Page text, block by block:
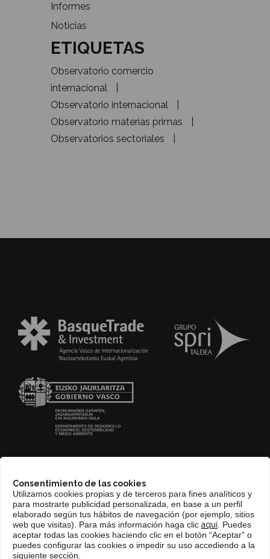
Consentimiento de las cookies
Utilizamos cookies propias y de terceros para fines analíticos y
para mostrarte publicidad personalizada, en base a un perfil
elaborado según tus hábitos de navegación (por ejemplo, sitios
web que visitas). Para más información haga clic aquí . Puedes
aceptar todas las cookies haciendo clic en el botón “Aceptar” o
puedes configurar las cookies o impedir su uso accediendo a la
siguiente sección.
Informes
Noticias
ETIQUETAS
Observatorio comercio
internacional
Observatorio internacional
Observatorio materias primas
Observatorios sectoriales
WEB BASQUETRADE&INVESTMENT